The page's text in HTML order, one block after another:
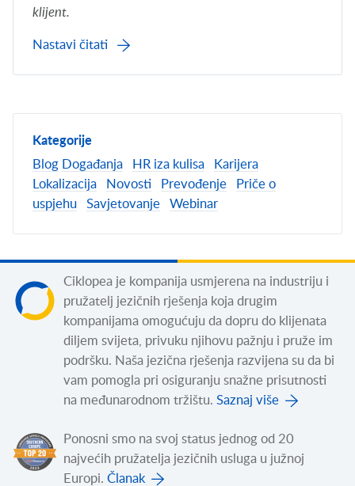
klijent.
Nastavi čitati
Kategorije
Blog
Događanja HR iza kulisa
Karijera
Lokalizacija
Novosti Prevođenje
Priče o
uspjehu
Savjetovanje Webinar
Ciklopea je kompanija usmjerena na industriju i
pružatelj jezičnih rješenja koja drugim
kompanijama omogućuju da dopru do klijenata
diljem svijeta, privuku njihovu pažnju i pruže im
podršku. Naša jezična rješenja razvijena su da bi
vam pomogla pri osiguranju snažne prisutnosti
na međunarodnom tržištu. Saznaj više
Ponosni smo na svoj status jednog od 20
najvećih pružatelja jezičnih usluga u južnoj
Europi. Članak